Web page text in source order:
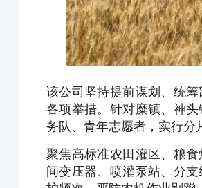
该公司坚持提前谋划、统
各项举措。针对糜镇、神
务队、青年志愿者，实行分
聚焦高标准农田灌区、粮
间变压器、喷灌泵站、分